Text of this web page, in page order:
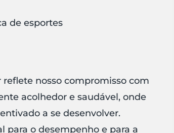
de esportes
nosso compromisso com
acolhedor e saudável, onde
a se desenvolver.
para o desempenho e para a